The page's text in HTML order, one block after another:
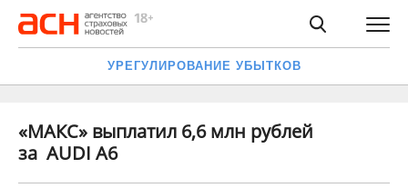
УРЕГУЛИРОВАНИЕ УБЫТКОВ
«МАКС» выплатил 6,6 млн рублей
за AUDI A6